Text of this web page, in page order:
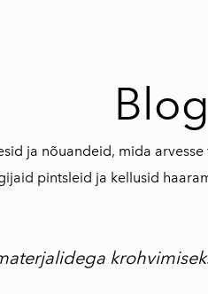
ja nõuandeid, mida
pintsleid ja kellusid